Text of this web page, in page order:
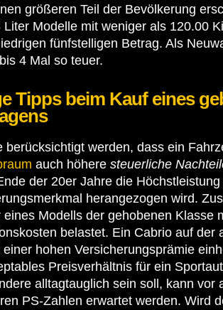
größeren Teil der Bevölkerung
Liter Modelle mit weniger als 120.00
fünfstelligen Betrag. Als
4 Mal so teuer.
Tipps beim Kauf eines
berücksichtigt werden, dass ein
auch höhere steuerliche
der 20er Jahre die
herangezogen wird.
eines Modells der gehobenen Klasse
belastet. Ein Cabrio auf der
hohen Versicherungsprämie
Preisverhältnis für ein
alltagtauglich sein soll, kann vor
PS-Zahlen erwartet werden. Wird